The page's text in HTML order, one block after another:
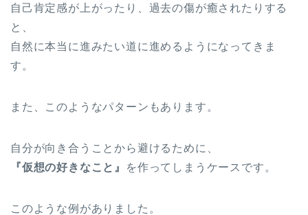
自己肯定感が上がったり、過去の傷が癒されたりする
と、
自然に本当に進みたい道に進めるようになってきま
す。
また、このようなパターンもあります。
自分が向き合うことから避けるために、
『仮想の好きなこと』
を作ってしまうケースです。
このような例がありました。